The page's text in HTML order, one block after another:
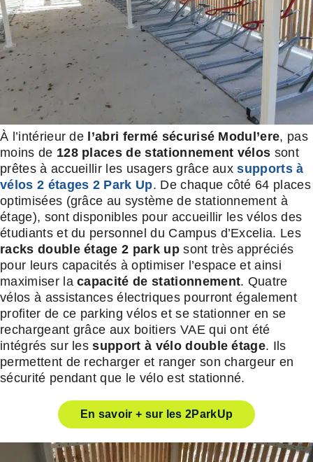
À l’intérieur de l’abri fermé sécurisé Modul’ere, pas
moins de 128 places de stationnement vélos sont
prêtes à accueillir les usagers grâce auxsupports à
vélos 2 étages 2 Park Up. De chaque côté 64 places
optimisées (grâce au système de stationnement à
étage), sont disponibles pour accueillir les vélos des
étudiants et du personnel du Campus d’Excelia. Les
racks double étage 2 park upsont très appréciés
pour leurs capacités à optimiser l’espace et ainsi
maximiser lacapacité de stationnement. Quatre
vélos à assistances électriques pourront également
profiter de ce parking vélos et se stationner en se
rechargeant grâce aux boitiers VAE qui ont été
intégrés sur lessupport à vélo double étage. Ils
permettent de recharger et ranger son chargeur en
sécurité pendant que le vélo est stationné.
En savoir + sur les 2ParkUp